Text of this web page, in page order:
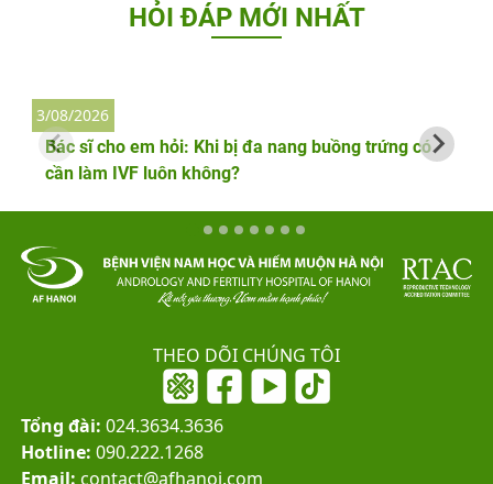
HỎI ĐÁP MỚI NHẤT
Bác sĩ cho em hỏi: Khi bị đa nang buồng trứng có
cần làm IVF luôn không?
3/08/2026
THEO DÕI CHÚNG TÔI
Tổng đài: 024.3634.3636
Hotline: 090.222.1268
Email: contact@afhanoi.com